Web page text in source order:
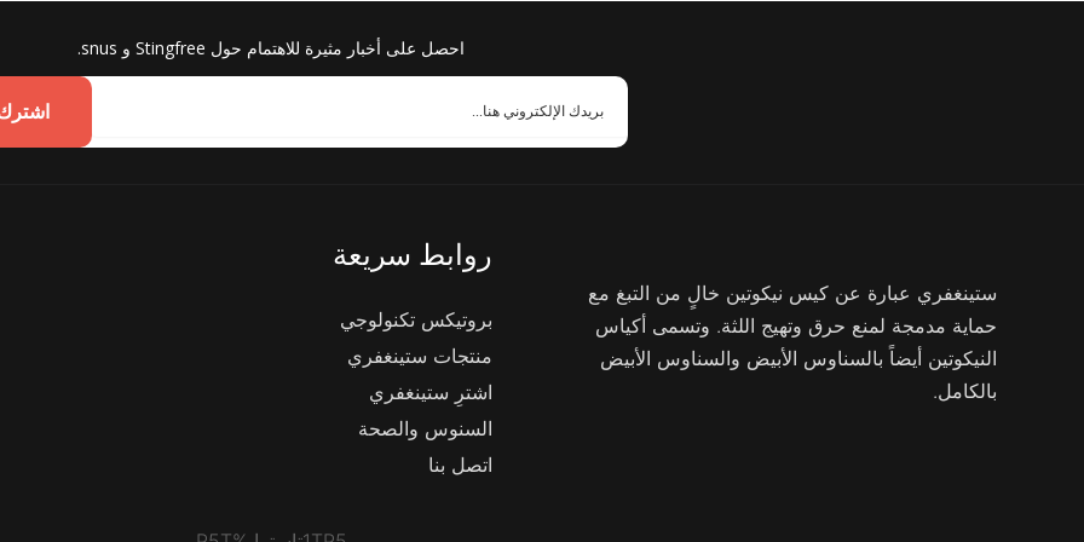
احصل على أخبار مثيرة للاهتمام حول Stingfree و snus.
ستينغفري عبارة عن كيس نيكوتين خالٍ من التبغ مع
حماية مدمجة لمنع حرق وتهيج اللثة. وتسمى أكياس
النيكوتين أيضاً بالسناوس الأبيض والسناوس الأبيض
بالكامل.
روابط سريعة
بروتيكس تكنولوجي
منتجات ستينغفري
اشترِ ستينغفري
السنوس والصحة
اتصل بنا